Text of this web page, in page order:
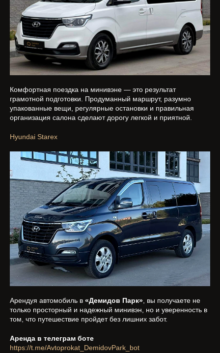
Комфортная поездка на минивэне — это результат
грамотной подготовки. Продуманный маршрут, разумно
упакованные вещи, регулярные остановки и правильная
организация салона сделают дорогу легкой и приятной.
Hyundai Starex
Арендуя автомобиль в «Демидов Парк» , вы получаете не
только просторный и надежный минивэн, но и уверенность в
том, что путешествие пройдет без лишних забот.
Аренда в телеграм боте
https://t.me/Avtoprokat_DemidovPark_bot